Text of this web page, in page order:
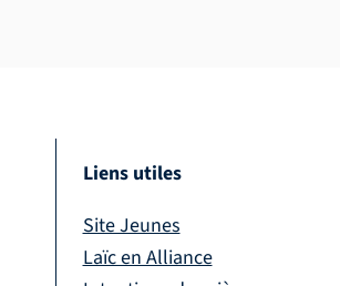
Liens utiles
Site Jeunes
Laïc en Alliance